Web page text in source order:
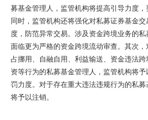
募基金管理人，监管机构将提高引导力度，
同时，监管机构还将强化对私募证券基金
度，防范异常交易。涉及资金跨境业务的
面临更为严格的资金跨境流动审查。其次
占挪用、自融自用、利益输送、资金违法
资等行为的私募基金管理人，监管机构将
罚力度。对于存在重大违法违规行为的私
将予以注销。